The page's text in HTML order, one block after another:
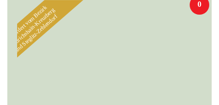
0
Gefördert vom Bezirk
Friedrichshain-Kreuzberg
und Steglitz-Zehlendorf